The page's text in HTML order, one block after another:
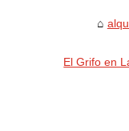
El Grifo en